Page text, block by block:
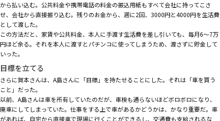
から払い込む。公共料金や携帯電話の料金の振込用紙もすべて会社に持ってこさ
せ、会社から直接振り込む。残りのお金から、週に2回、3000円と4000円を生活費
として渡した。
この方法だと、家賃や公共料金、本人に手渡す生活費を差し引いても、毎月6～7万
円ほど余る。それを本人に渡すとパチンコに使ってしまうため、渡さずに貯金して
いった。
目標を立てる
さらに賀本さんは、A島さんに「目標」を持たせることにした。それは「車を買う
こと」だった。
以前、A島さんは車を所有していたのだが、車検も通らないほどボロボロになり、
廃車にしてしまっていた。仕事をする上で車があるかどうかは、かなり重要だ。車
があれば、自宅から直接車で現場に行くことができるし、交通費も支給されるな